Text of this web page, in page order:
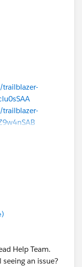
Help Team.
an issue?